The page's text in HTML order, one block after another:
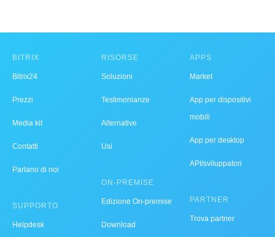
BITRIX
Bitrix24
Prezzi
Media kit
Contatti
Parlano di noi
SUPPORTO
Helpdesk
RISORSE
Soluzioni
Testimonianze
Alternative
Usi
ON-PREMISE
Edizione On-premise
Download
APPS
Market
App per dispositivi
mobili
App per desktop
API/sviluppatori
PARTNER
Trova partner